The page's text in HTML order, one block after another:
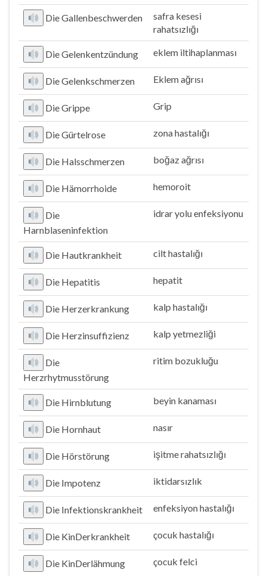
Die Gallenbeschwerden
safra kesesi
rahatsızlığı
Die Gelenkentzündung eklem iltihaplanması
Die Gelenkschmerzen Eklem ağrısı
Die Grippe Grip
Die Gürtelrose zona hastalığı
Die Halsschmerzen boğaz ağrısı
Die Hämorrhoide hemoroit
Die
Harnblaseninfektion
idrar yolu enfeksiyonu
Die Hautkrankheit cilt hastalığı
Die Hepatitis hepatit
Die Herzerkrankung kalp hastalığı
Die Herzinsuffizienz kalp yetmezliği
Die
Herzrhytmusstörung
ritim bozukluğu
Die Hirnblutung beyin kanaması
Die Hornhaut nasır
Die Hörstörung işitme rahatsızlığı
Die Impotenz iktidarsızlık
Die Infektionskrankheit enfeksiyon hastalığı
Die KinDerkrankheit çocuk hastalığı
Die KinDerlähmung çocuk felci